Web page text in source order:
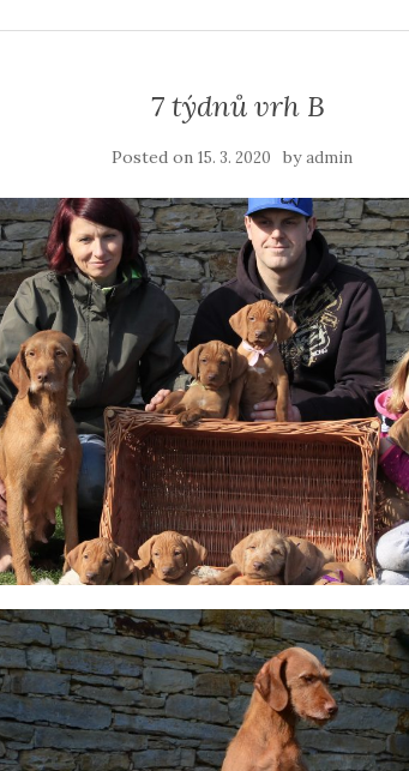
7 týdnů vrh B
Posted on 15. 3. 2020 byadmin